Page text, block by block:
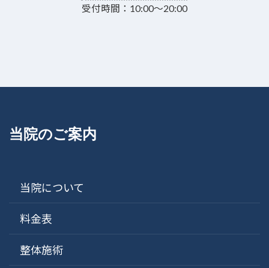
受付時間：10:00～20:00
当院のご案内
当院について
料金表
整体施術